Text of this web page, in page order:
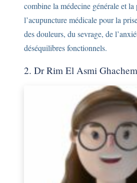
combine la médecine générale et la
l’acupuncture médicale pour la
des douleurs, du sevrage, de
déséquilibres fonctionnels.
2. Dr Rim El Asmi Ghachem